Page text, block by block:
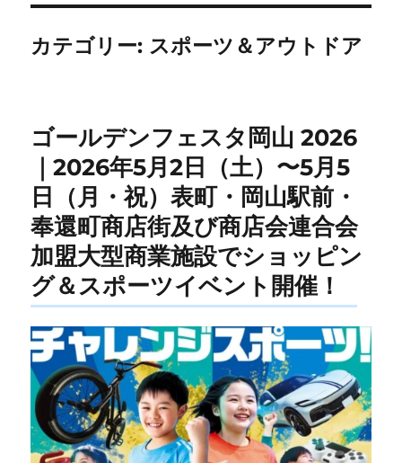
カテゴリー: スポーツ＆アウトドア
ゴールデンフェスタ岡山 2026
｜2026年5月2日（土）〜5月5
日（月・祝）表町・岡山駅前・
奉還町商店街及び商店会連合会
加盟大型商業施設でショッピン
グ＆スポーツイベント開催！